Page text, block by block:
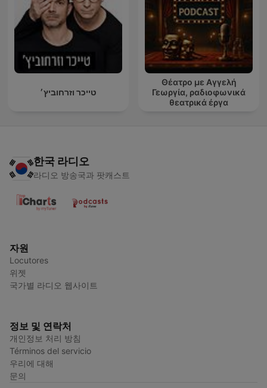
טייכר וזרחוביץ׳
Θέατρο με Αγγελή
Γεωργία, ραδιοφωνικά
θεατρικά έργα
한국 라디오
라디오 방송국과 팟캐스트
자원
Locutores
위젯
국가별 라디오 웹사이트
정보 및 연락처
개인정보 처리 방침
Términos del servicio
우리에 대해
문의